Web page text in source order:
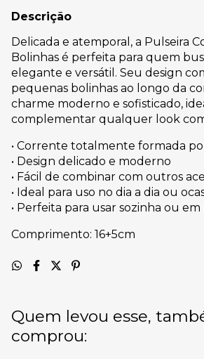
Descrição
Delicada e atemporal, a Pulseira
Bolinhas é perfeita para quem
elegante e versátil. Seu design
pequenas bolinhas ao longo da
charme moderno e sofisticado,
complementar qualquer look
• Corrente totalmente formada
• Design delicado e moderno
• Fácil de combinar com outros
• Ideal para uso no dia a dia ou
• Perfeita para usar sozinha ou
Comprimento: 16+5cm
Quem levou esse,
comprou: